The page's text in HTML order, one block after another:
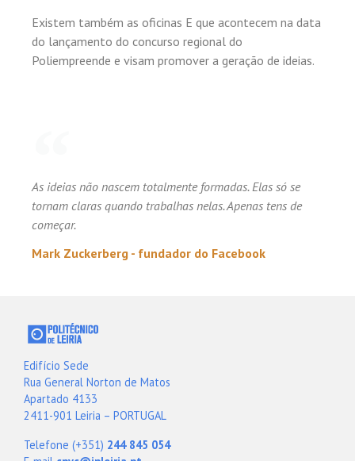
Existem também as oficinas E que acontecem na data
do lançamento do concurso regional do
Poliempreende e visam promover a geração de ideias.
As ideias não nascem totalmente formadas. Elas só se
tornam claras quando trabalhas nelas. Apenas tens de
começar.
Mark Zuckerberg - fundador do Facebook
Edifício Sede
Rua General Norton de Matos
Apartado 4133
2411-901 Leiria – PORTUGAL
Telefone (+351) 244 845 054